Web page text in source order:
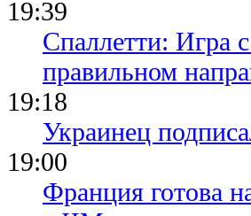
19:39
Спаллетти: Игра
правильном
19:18
Украинец
19:00
Франция готова